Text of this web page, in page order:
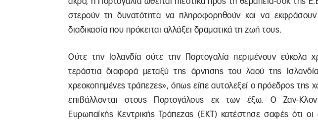
στερούν τη δυνατότητα να πληροφορηθούν και να
διαδικασία που πρόκειται αλλάξει δραματικά τη ζωή τους.
Ούτε την Ισλανδία ούτε την Πορτογαλία περιμένουν εύκολα
τεράστια διαφορά μεταξύ της άρνησης του λαού της
χρεοκοπημένες τράπεζες», όπως είπε αυτολεξεί ο πρόεδρος της
επιβάλλονται στους Πορτογάλους εκ των έξω. Ο Ζαν-
Ευρωπαϊκής Κεντρικής Τράπεζας (ΕΚΤ) κατέστησε σαφές ότι οι